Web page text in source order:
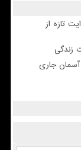
تازه از
زندگی
آسمان جاری